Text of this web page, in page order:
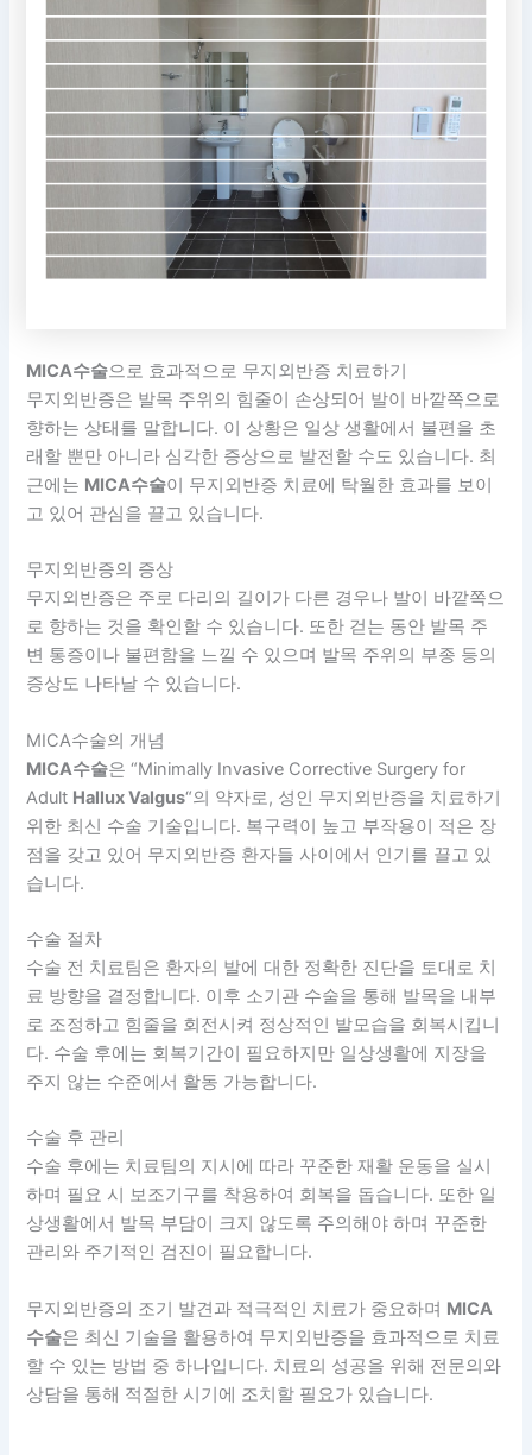
MICA수술으로 효과적으로 무지외반증 치료하기
무지외반증은 발목 주위의 힘줄이 손상되어 발이 바깥쪽으로
향하는 상태를 말합니다. 이 상황은 일상 생활에서 불편을 초
래할 뿐만 아니라 심각한 증상으로 발전할 수도 있습니다. 최
근에는 MICA수술이 무지외반증 치료에 탁월한 효과를 보이
고 있어 관심을 끌고 있습니다.
무지외반증의 증상
무지외반증은 주로 다리의 길이가 다른 경우나 발이 바깥쪽으
로 향하는 것을 확인할 수 있습니다. 또한 걷는 동안 발목 주
변 통증이나 불편함을 느낄 수 있으며 발목 주위의 부종 등의
증상도 나타날 수 있습니다.
MICA수술의 개념
MICA수술은 “Minimally Invasive Corrective Surgery for
Adult Hallux Valgus“의 약자로, 성인 무지외반증을 치료하기
위한 최신 수술 기술입니다. 복구력이 높고 부작용이 적은 장
점을 갖고 있어 무지외반증 환자들 사이에서 인기를 끌고 있
습니다.
수술 절차
수술 전 치료팀은 환자의 발에 대한 정확한 진단을 토대로 치
료 방향을 결정합니다. 이후 소기관 수술을 통해 발목을 내부
로 조정하고 힘줄을 회전시켜 정상적인 발모습을 회복시킵니
다. 수술 후에는 회복기간이 필요하지만 일상생활에 지장을
주지 않는 수준에서 활동 가능합니다.
수술 후 관리
수술 후에는 치료팀의 지시에 따라 꾸준한 재활 운동을 실시
하며 필요 시 보조기구를 착용하여 회복을 돕습니다. 또한 일
상생활에서 발목 부담이 크지 않도록 주의해야 하며 꾸준한
관리와 주기적인 검진이 필요합니다.
무지외반증의 조기 발견과 적극적인 치료가 중요하며 MICA
수술은 최신 기술을 활용하여 무지외반증을 효과적으로 치료
할 수 있는 방법 중 하나입니다. 치료의 성공을 위해 전문의와
상담을 통해 적절한 시기에 조치할 필요가 있습니다.